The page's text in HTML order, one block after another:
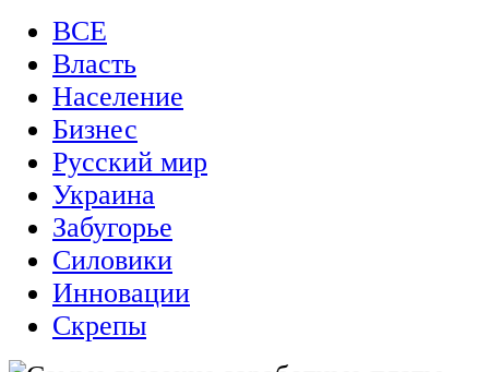
ВСЕ
Власть
Население
Бизнес
Русский мир
Украина
Забугорье
Силовики
Инновации
Скрепы